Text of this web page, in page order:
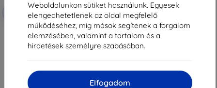
Weboldalunkon sütiket használunk. Egyesek
elengedhetetlenek az oldal megfelelő
működéséhez, míg mások segítenek a forgalom
elemzésében, valamint a tartalom és a
hirdetések személyre szabásában.
Elfogadom
Kedvezmény
kuponnal
EXTRA10
3MK FlexibleGlass Lite Lenovo
Yoga 7i Gen 7 hibrid edzett üveg
Lite (5903108515702)
Raktáron 1 darab